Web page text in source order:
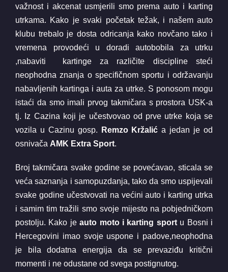
važnost i akcenat usmjerili smo prema auto i karting
utrkama. Kako je svaki početak težak, i našem auto
klubu trebalo je dosta odricanja kako novčano tako i
vremena provodeći u doradi autobobila za utrku
,nabaviti kartinge za različite discipline steći
neophodna znanja o specifičnom sportu i održavanju
nabavljenih kartinga i auta za utrke. S ponosom mogu
istaći da smo imali prvog takmičara s prostora USK-a
tj. Iz Cazina koji je učestvovao od prve utrke koja se
vozila u Cazinu gosp.
Remzo Kržalić a jedan je od
osnivača AMK Extra Sport.
Broj takmičara svake godine se povećavao, sticala se
veća saznanja i samopuzdanja, tako da smo uspijevali
svake godine učestvovati na većini auto i karting utrka
i samim tim tražili smo svoje mijesto na pobjedničkom
postolju. Kako jeauto moto i karting sportu Bosni i
Hercegovini imao svoje uspone i padove,neophodna
je bila dodatna energija da se prevaziđu kritični
momenti i ne odustane od svega postignutog.